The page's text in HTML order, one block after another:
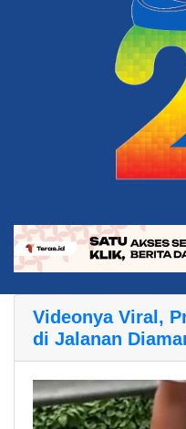
Videonya Viral,
di Jalanan